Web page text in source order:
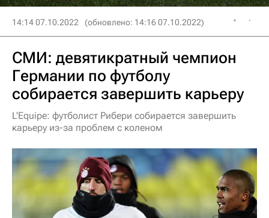
14:14 07.10.2022 (обновлено: 14:16 07.10.2022)
СМИ: девятикратный чемпион
Германии по футболу
собирается завершить карьеру
L'Equipe: футболист Рибери собирается завершить
карьеру из-за проблем с коленом